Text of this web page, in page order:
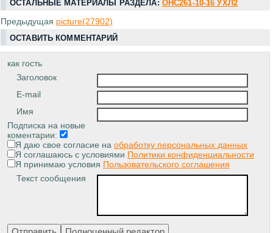
ОСТАЛЬНЫЕ МАТЕРИАЛЫ РАЗДЕЛА: ОНС261-10-16 УХЛ2
Предыдущая picture(27902)
ОСТАВИТЬ КОММЕНТАРИЙ
как гость
Заголовок
E-mail
Имя
Подписка на новые
коментарии:
Я даю свое согласие на обработку персональных данных
Я соглашаюсь с условиями Политики конфиденциальности
Я принимаю условия Пользовательского соглашения
Текст сообщения